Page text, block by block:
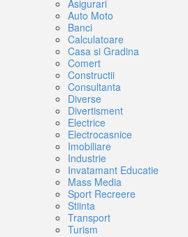
Asigurari
Auto Moto
Banci
Calculatoare
Casa si Gradina
Comert
Constructii
Consultanta
Diverse
Divertisment
Electrice
Electrocasnice
Imobiliare
Industrie
Invatamant Educatie
Mass Media
Sport Recreere
Stiinta
Transport
Turism